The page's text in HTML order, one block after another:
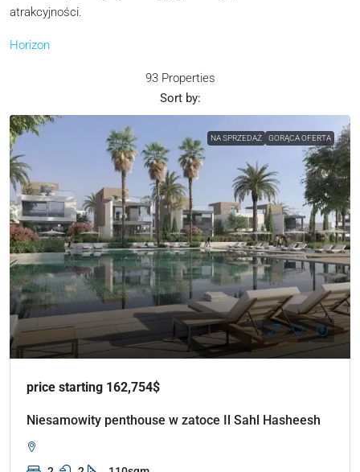
atrakcyjności.
Horizon
93 Properties
Sort by:
NA SPRZEDAŻ GORĄCA OFERTA
price starting 162,754$
Niesamowity penthouse w zatoce Il Sahl Hasheesh